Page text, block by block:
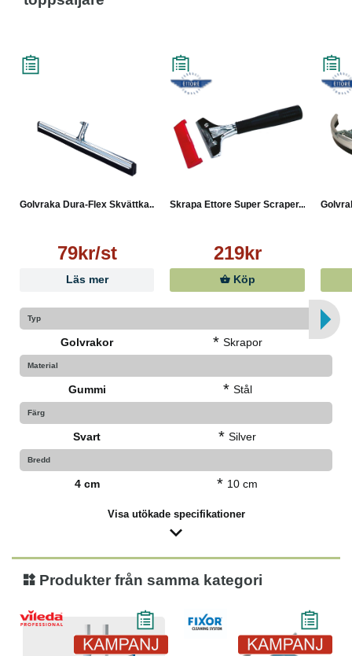
Golvraka Dura-Flex Skvättka...
79kr/st
Läs mer
Skrapa Ettore Super Scraper...
219kr
Köp
Typ
Golvrakor * Skrapor
Material
Gummi * Stål
Färg
Svart * Silver
Bredd
4 cm * 10 cm
Visa utökade specifikationer
Produkter från samma kategori